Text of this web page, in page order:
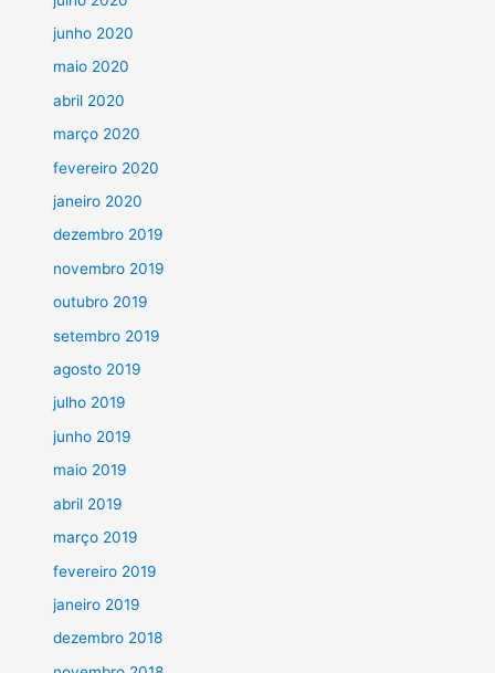
junho 2020
maio 2020
abril 2020
março 2020
fevereiro 2020
janeiro 2020
dezembro 2019
novembro 2019
outubro 2019
setembro 2019
agosto 2019
julho 2019
junho 2019
maio 2019
abril 2019
março 2019
fevereiro 2019
janeiro 2019
dezembro 2018